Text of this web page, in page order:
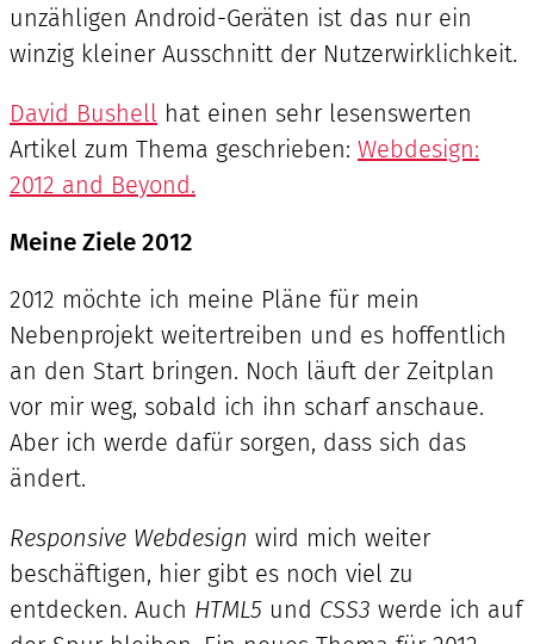
unzähligen Android-Geräten ist das nur ein
winzig kleiner Ausschnitt der Nutzerwirklichkeit.
David Bushell hat einen sehr lesenswerten
Artikel zum Thema geschrieben: Webdesign:
2012 and Beyond.
Meine Ziele 2012
2012 möchte ich meine Pläne für mein
Nebenprojekt weitertreiben und es hoffentlich
an den Start bringen. Noch läuft der Zeitplan
vor mir weg, sobald ich ihn scharf anschaue.
Aber ich werde dafür sorgen, dass sich das
ändert.
Responsive Webdesign wird mich weiter
beschäftigen, hier gibt es noch viel zu
entdecken. Auch HTML5 und CSS3 werde ich auf